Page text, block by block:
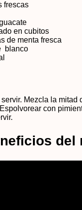
frescas
en cubitos
de menta fresca
blanco
Mezcla la
con
del